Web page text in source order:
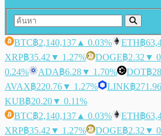
BTC฿2,140,137 ▲ 0.03% ETH฿
XRP฿35.42 ▼ 1.27% DOGE฿2.32 ▼
0.24%
ADA฿6.28▼ 1.70% DOT฿
AVAX฿220.76▼ 1.27% LINK฿271.96
KUB฿20.20▼ 0.11%
BTC฿2,140,137 ▲ 0.03% ETH฿
XRP฿35.42 ▼ 1.27% DOGE฿2.32 ▼